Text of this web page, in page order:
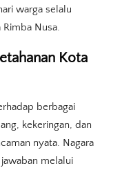
warga selalu
Nusa.
Kota
berbagai
kekeringan, dan
nyata. Nagara
melalui